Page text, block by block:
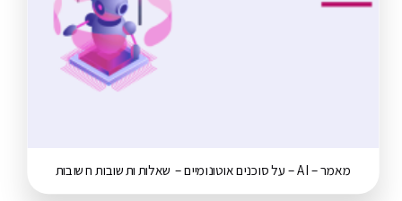
מאמר – AI – על סוכנים אוטונומיים – שאלות ותשובות חשובות